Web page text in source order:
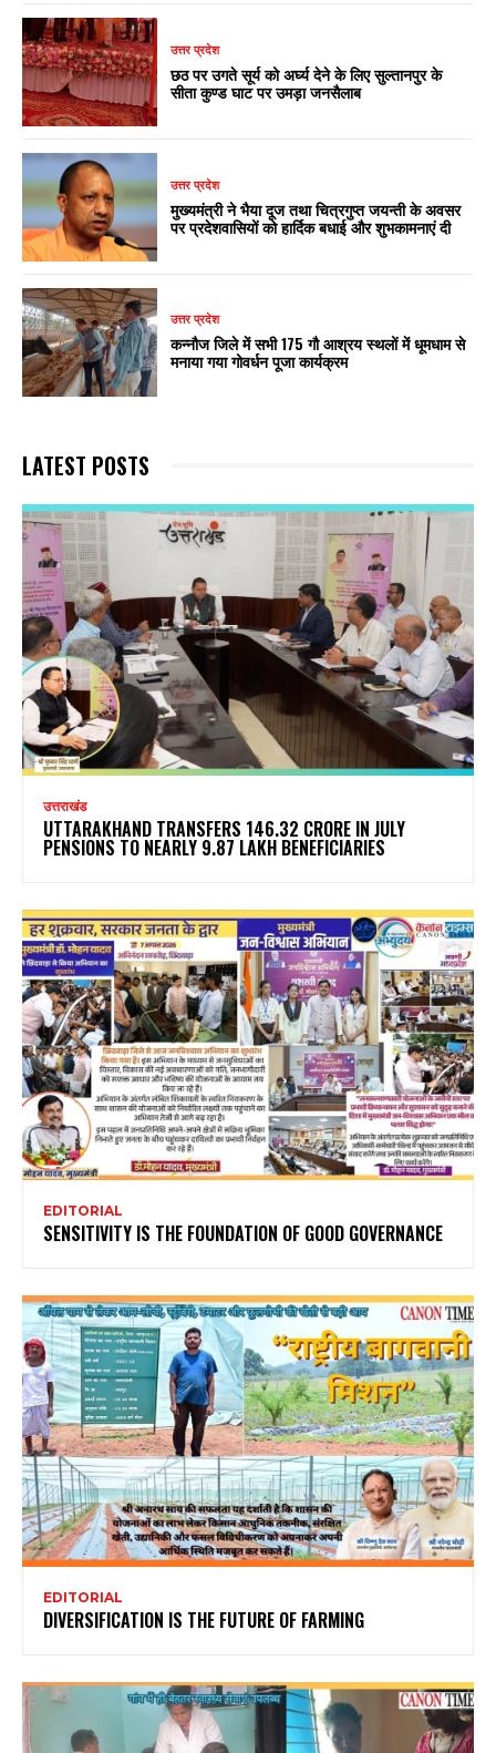
उत्तर प्रदेश
छठ पर उगते सूर्य को अर्घ्य देने के लिए सुल्तानपुर के
सीता कुण्ड घाट पर उमड़ा जनसैलाब
उत्तर प्रदेश
मुख्यमंत्री ने भैया दूज तथा चित्रगुप्त जयन्ती के अवसर
पर प्रदेशवासियों को हार्दिक बधाई और शुभकामनाएं दी
उत्तर प्रदेश
कन्नौज जिले में सभी 175 गौ आश्रय स्थलों में धूमधाम से
मनाया गया गोवर्धन पूजा कार्यक्रम
LATEST POSTS
उत्तराखंड
UTTARAKHAND TRANSFERS ₹146.32 CRORE IN JULY
PENSIONS TO NEARLY 9.87 LAKH BENEFICIARIES
EDITORIAL
SENSITIVITY IS THE FOUNDATION OF GOOD GOVERNANCE
EDITORIAL
DIVERSIFICATION IS THE FUTURE OF FARMING